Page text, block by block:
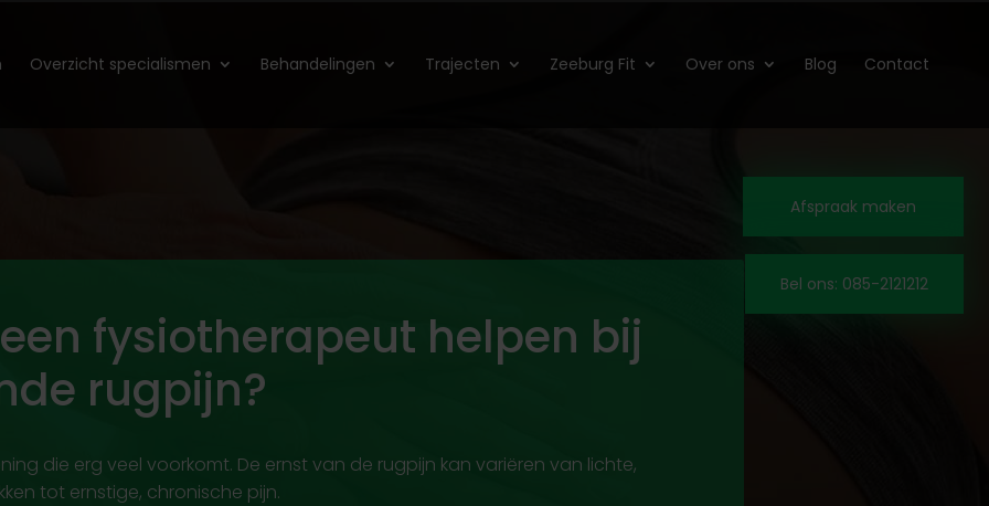
Overzicht specialismen Behandelingen Trajecten Zeeburg Fit Over ons Blog Contact
Afspraak maken
Bel ons: 085-2121212
fysiotherapeut helpen bij
rugpijn?
die erg veel voorkomt. De ernst van de rugpijn kan variëren van lichte,
tot ernstige, chronische pijn.